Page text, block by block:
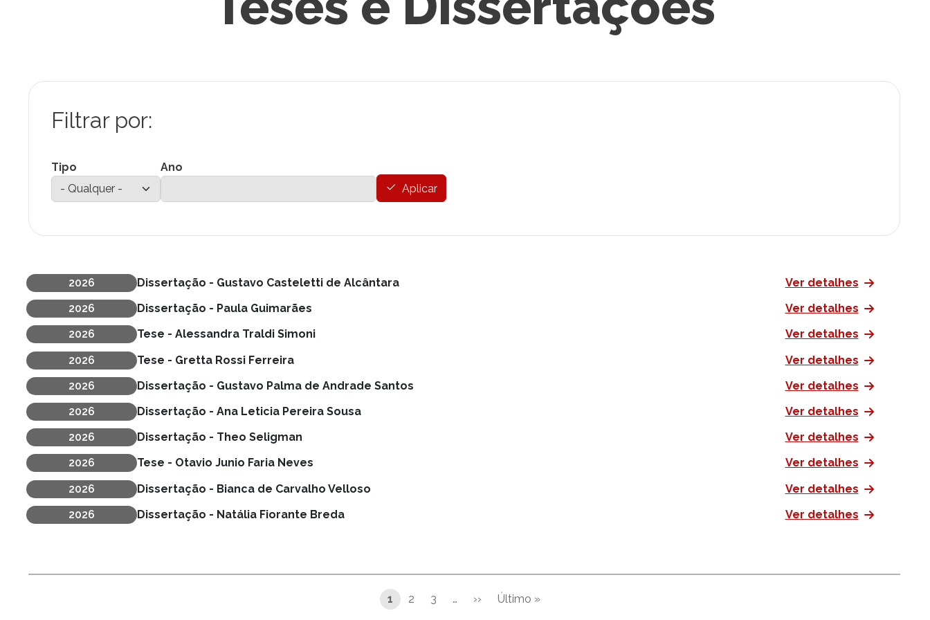
Tipo
Ano
Aplicar
Ano de defesa
2026 Dissertação - Gustavo Casteletti de Alcântara Ver detalhes
Ano de defesa
2026 Dissertação - Paula Guimarães Ver detalhes
Ano de defesa
2026 Tese - Alessandra Traldi Simoni Ver detalhes
Ano de defesa
2026 Tese - Gretta Rossi Ferreira Ver detalhes
Ano de defesa
2026 Dissertação - Gustavo Palma de Andrade Santos Ver detalhes
Ano de defesa
2026 Dissertação - Ana Leticia Pereira Sousa Ver detalhes
Ano de defesa
2026 Dissertação - Theo Seligman Ver detalhes
Ano de defesa
2026 Tese - Otavio Junio Faria Neves Ver detalhes
Ano de defesa
2026 Dissertação - Bianca de Carvalho Velloso Ver detalhes
Ano de defesa
2026 Dissertação - Natália Fiorante Breda Ver detalhes
1 2 3 … ››
Próxima página
Último »
Última página